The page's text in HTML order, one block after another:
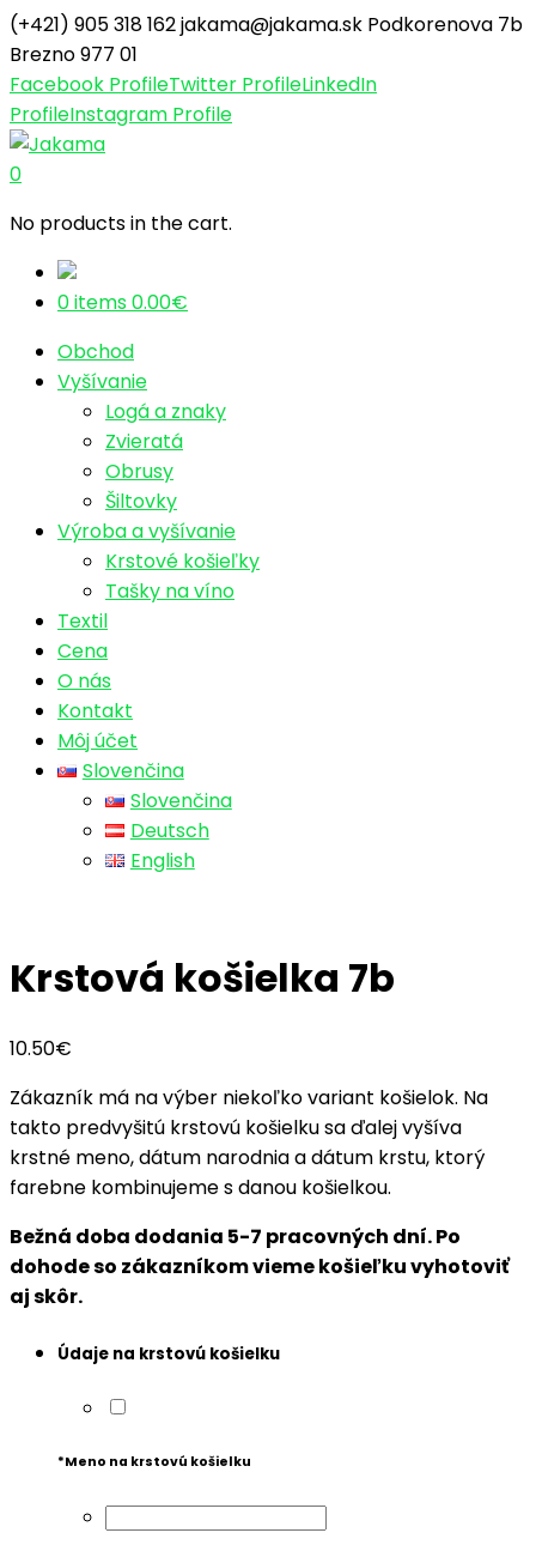
(+421) 905 318 162jakama@jakama.sk Podkorenova 7b
Brezno 977 01
Facebook ProfileTwitter ProfileLinkedIn
ProfileInstagram Profile
0
No products in the cart.
0 items0.00€
Obchod
Vyšívanie
Logá a znaky
Zvieratá
Obrusy
Šiltovky
Výroba a vyšívanie
Krstové košieľky
Tašky na víno
Textil
Cena
O nás
Kontakt
Môj účet
Slovenčina
Slovenčina
Deutsch
English
Krstová košielka 7b
10.50€
Zákazník má na výber niekoľko variant košielok. Na
takto predvyšitú krstovú košielku sa ďalej vyšíva
krstné meno, dátum narodnia a dátum krstu, ktorý
farebne kombinujeme s danou košielkou.
Bežná doba dodania 5-7 pracovných dní.Po
dohode so zákazníkom vieme košieľku vyhotoviť
aj skôr.
Údaje na krstovú košielku
*Meno na krstovú košielku